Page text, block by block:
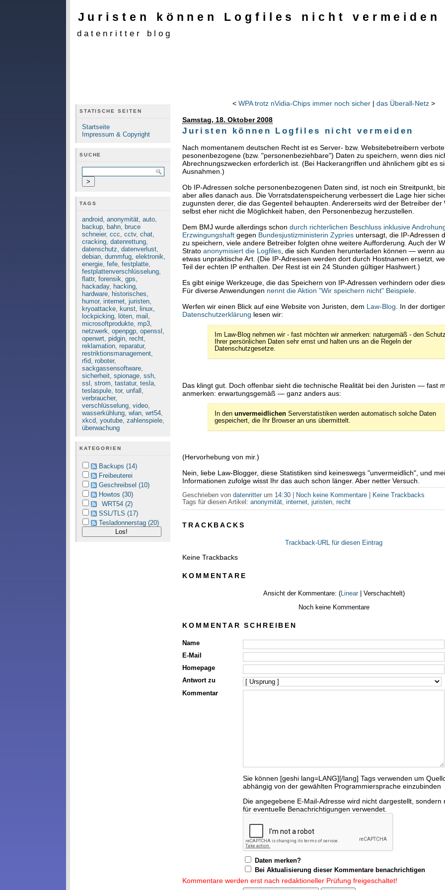
Juristen können Logfiles nicht vermeiden
datenritter blog
STATISCHE SEITEN
Startseite
Impressum & Copyright
SUCHE
TAGS
android, anonymität, auto,
backup, bahn, bruce
schneier, ccc, cctv, chat,
cracking, datenrettung,
datenschutz, datenverlust,
debian, dummfug, elektronik,
energie, fefe, festplatte,
festplattenverschlüsselung,
flattr, forensik, gps,
hackaday, hacking,
hardware, historisches,
humor, internet, juristen,
kryoattacke, kunst, linux,
lockpicking, löten, mail ,
microsoftprodukte, mp3,
netzwerk, openpgp, openssl ,
openwrt, pidgin, recht,
reklamation, reparatur,
restriktionsmanagement,
rfid, roboter,
sackgassensoftware,
sicherheit, spionage, ssh,
ssl , strom, tastatur, tesla,
teslaspule, tor, unfall ,
verbraucher,
verschlüsselung, video,
wasserkühlung, wlan, wrt54,
xkcd, youtube, zahlenspiele,
überwachung
KATEGORIEN
Backups (14)
Freibeuterei
Geschreibsel (10)
Howtos (30)
WRT54 (2)
SSL/TLS (17)
Tesladonnerstag (20)
< WPA trotz nVidia-Chips immer noch sicher | das Überall-Netz >
Samstag, 18. Oktober 2008
Juristen können Logfiles nicht vermeiden
Nach momentanem deutschen Recht ist es Server- bzw. Websitebetreibern
pesonenbezogene (bzw. "personenbeziehbare") Daten zu speichern, wenn dies
Abrechnungszwecken erforderlich ist. (Bei Hackerangriffen und ähnlichem gibt es
Ausnahmen.)
Ob IP-Adressen solche personenbezogenen Daten sind, ist noch ein Streitpunkt,
aber alles danach aus. Die Vorratsdatenspeicherung verbessert die Lage hier
zugunsten derer, die das Gegenteil behaupten. Andererseits wird der Betreiber der
selbst eher nicht die Möglichkeit haben, den Personenbezug herzustellen.
Dem BMJ wurde allerdings schondurch richterlichen Beschluss inklusive
Erzwingungshaft gegen Bundesjustizministerin Zypries untersagt, die IP-Adressen
zu speichern, viele andere Betreiber folgten ohne weitere Aufforderung. Auch der
Stratoanonymisiert die Logfiles , die sich Kunden herunterladen können — wenn
etwas unpraktische Art. (Die IP-Adressen werden dort durch Hostnamen ersetzt,
Teil der echten IP enthalten. Der Rest ist ein 24 Stunden gültiger Hashwert.)
Es gibt einige Werkzeuge, die das Speichern von IP-Adressen verhindern oder
Für diverse Anwendungen nennt die Aktion "Wir speichern nicht" Beispiele
Werfen wir einen Blick auf eine Website von Juristen, dem Law-Blog . In der
Datenschutzerklärung lesen wir:
Im Law-Blog nehmen wir - fast möchten wir anmerken: naturgemäß - den
Ihrer persönlichen Daten sehr ernst und halten uns an die Regeln der
Datenschutzgesetze.
Das klingt gut. Doch offenbar sieht die technische Realität bei den Juristen — fast
anmerken: erwartungsgemäß — ganz anders aus:
In den unvermeidlichenServerstatistiken werden automatisch solche Daten
gespeichert, die Ihr Browser an uns übermittelt.
(Hervorhebung von mir.)
Nein, liebe Law-Blogger, diese Statistiken sind keineswegs "unvermeidlich", und
Informationen zufolge wisst Ihr das auch schon länger. Aber netter Versuch.
Geschrieben vondatenritterum 14:30 Noch keine Kommentare
Keine Trackbacks
Tags für diesen Artikel:anonymität,internet,juristen,recht
TRACKBACKS
Trackback-URL für diesen Eintrag
Keine Trackbacks
KOMMENTARE
Ansicht der Kommentare: (Linear| Verschachtelt)
Noch keine Kommentare
KOMMENTAR SCHREIBEN
Name
E-Mail
Homepage
Antwort zu
Kommentar
Sie können [geshi lang=LANG][/lang] Tags verwenden um
abhängig von der gewählten Programmiersprache einzubinden
Die angegebene E-Mail-Adresse wird nicht dargestellt, sondern
für eventuelle Benachrichtigungen verwendet.
Daten merken?
Bei Aktualisierung dieser Kommentare benachrichtigen
Kommentare werden erst nach redaktioneller Prüfung freigeschaltet!